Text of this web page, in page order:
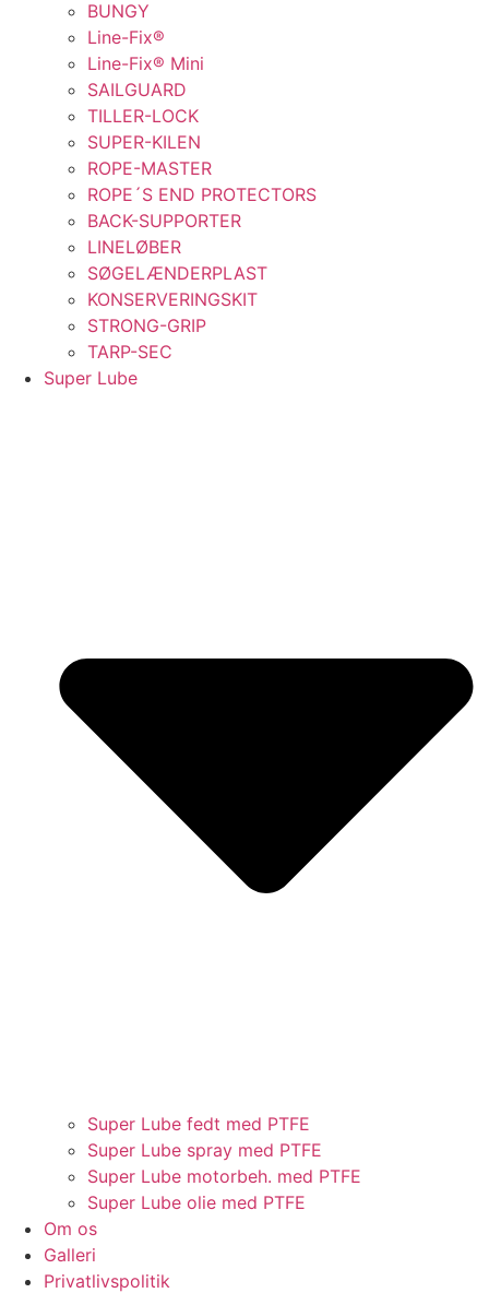
BUNGY
Line-Fix®
Line-Fix® Mini
SAILGUARD
TILLER-LOCK
SUPER-KILEN
ROPE-MASTER
ROPE´S END PROTECTORS
BACK-SUPPORTER
LINELØBER
SØGELÆNDERPLAST
KONSERVERINGSKIT
STRONG-GRIP
TARP-SEC
Super Lube
Super Lube fedt med PTFE
Super Lube spray med PTFE
Super Lube motorbeh. med PTFE
Super Lube olie med PTFE
Om os
Galleri
Privatlivspolitik